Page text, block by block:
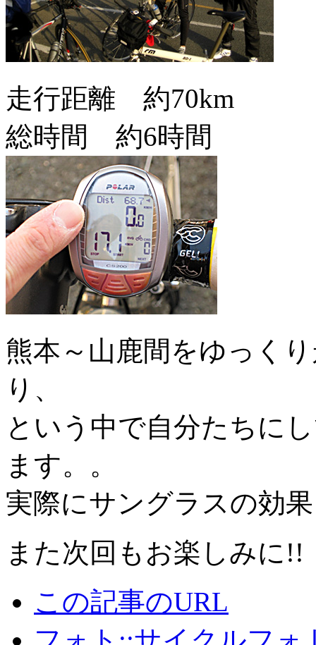
走行距離 約70km
総時間 約6時間
熊本～山鹿間をゆっく
り、
という中で自分たちに
ます。。
実際にサングラスの効
また次回もお楽しみに!!
この記事のURL